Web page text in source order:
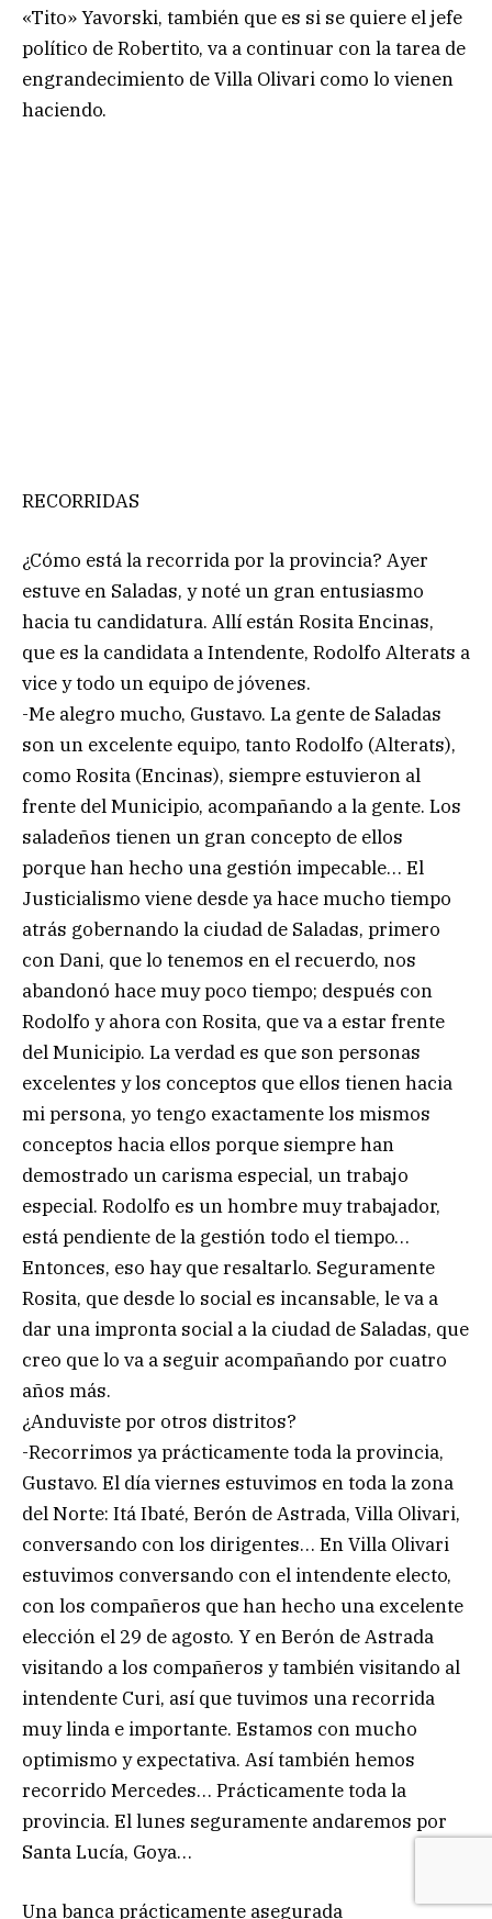
«Tito» Yavorski, también que es si se quiere el jefe
político de Robertito, va a continuar con la tarea de
engrandecimiento de Villa Olivari como lo vienen
haciendo.
RECORRIDAS
¿Cómo está la recorrida por la provincia? Ayer
estuve en Saladas, y noté un gran entusiasmo
hacia tu candidatura. Allí están Rosita Encinas,
que es la candidata a Intendente, Rodolfo Alterats a
vice y todo un equipo de jóvenes.
-Me alegro mucho, Gustavo. La gente de Saladas
son un excelente equipo, tanto Rodolfo (Alterats),
como Rosita (Encinas), siempre estuvieron al
frente del Municipio, acompañando a la gente. Los
saladeños tienen un gran concepto de ellos
porque han hecho una gestión impecable… El
Justicialismo viene desde ya hace mucho tiempo
atrás gobernando la ciudad de Saladas, primero
con Dani, que lo tenemos en el recuerdo, nos
abandonó hace muy poco tiempo; después con
Rodolfo y ahora con Rosita, que va a estar frente
del Municipio. La verdad es que son personas
excelentes y los conceptos que ellos tienen hacia
mi persona, yo tengo exactamente los mismos
conceptos hacia ellos porque siempre han
demostrado un carisma especial, un trabajo
especial. Rodolfo es un hombre muy trabajador,
está pendiente de la gestión todo el tiempo…
Entonces, eso hay que resaltarlo. Seguramente
Rosita, que desde lo social es incansable, le va a
dar una impronta social a la ciudad de Saladas, que
creo que lo va a seguir acompañando por cuatro
años más.
¿Anduviste por otros distritos?
-Recorrimos ya prácticamente toda la provincia,
Gustavo. El día viernes estuvimos en toda la zona
del Norte: Itá Ibaté, Berón de Astrada, Villa Olivari,
conversando con los dirigentes… En Villa Olivari
estuvimos conversando con el intendente electo,
con los compañeros que han hecho una excelente
elección el 29 de agosto. Y en Berón de Astrada
visitando a los compañeros y también visitando al
intendente Curi, así que tuvimos una recorrida
muy linda e importante. Estamos con mucho
optimismo y expectativa. Así también hemos
recorrido Mercedes… Prácticamente toda la
provincia. El lunes seguramente andaremos por
Santa Lucía, Goya…
Una banca prácticamente asegurada